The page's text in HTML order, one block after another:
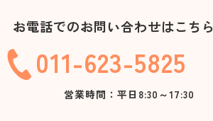
お電話でのお問い合わせはこちら
011-623-5825
営業時間：平日8:30～17:30